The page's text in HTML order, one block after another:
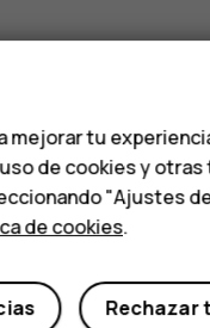
útil?
tu
de cookies y
"Ajustes
de cookies.
Rechazar